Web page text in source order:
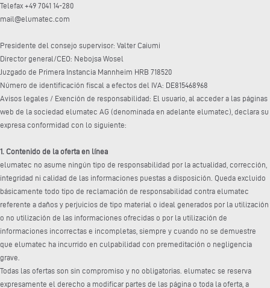
Telefax +49 7041 14-280
mail@elumatec.com
Presidente del consejo supervisor: Valter Caiumi
Director general/CEO: Nebojsa Wosel
Juzgado de Primera Instancia Mannheim HRB 718520
Número de identificación fiscal a efectos del IVA: DE815468968
Avisos legales / Exención de responsabilidad: El usuario, al acceder a las páginas
web de la sociedad elumatec AG (denominada en adelante elumatec), declara su
expresa conformidad con lo siguiente:
1. Contenido de la oferta en línea
elumatec no asume ningún tipo de responsabilidad por la actualidad, corrección,
integridad ni calidad de las informaciones puestas a disposición. Queda excluido
básicamente todo tipo de reclamación de responsabilidad contra elumatec
referente a daños y perjuicios de tipo material o ideal generados por la utilización
o no utilización de las informaciones ofrecidas o por la utilización de
informaciones incorrectas e incompletas, siempre y cuando no se demuestre
que elumatec ha incurrido en culpabilidad con premeditación o negligencia
grave.
Todas las ofertas son sin compromiso y no obligatorias. elumatec se reserva
expresamente el derecho a modificar partes de las página o toda la oferta, a